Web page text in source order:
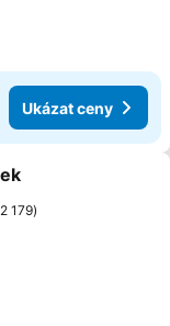
Ukázat ceny
oblíbených
2 179